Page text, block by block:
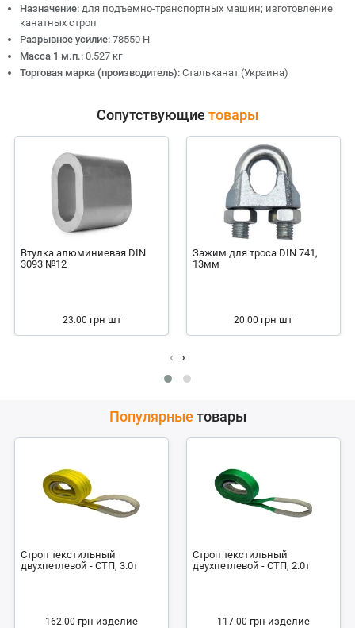
Назначение: для подъемно-транспортных машин; изготовление
канатных строп
Разрывное усилие: 78550 Н
Масса 1 м.п.: 0.527 кг
Торговая марка (производитель): Стальканат (Украина)
Сопутствующие товары
Втулка алюминиевая DIN
3093 №12
23.00 грн шт
Зажим для троса DIN 741,
13мм
20.00 грн шт
‹ ›
Популярные товары
Строп текстильный
двухпетлевой - СТП, 3.0т
162.00 грн изделие
Строп текстильный
двухпетлевой - СТП, 2.0т
117.00 грн изделие